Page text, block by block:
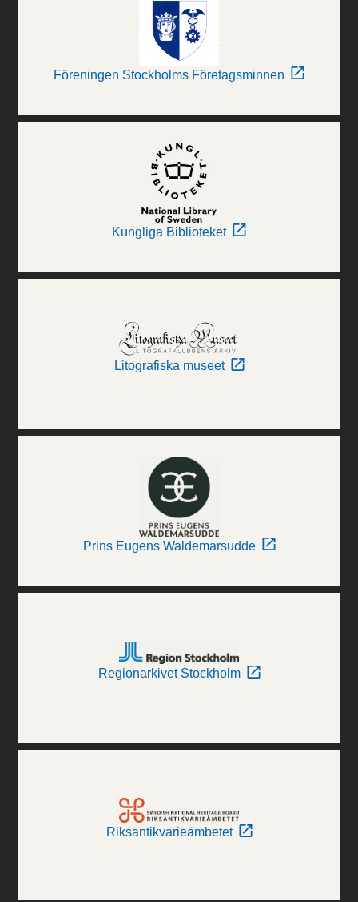
Föreningen Stockholms Företagsminnen
Kungliga Biblioteket
Litografiska museet
Prins Eugens Waldemarsudde
Regionarkivet Stockholm
Riksantikvarieämbetet